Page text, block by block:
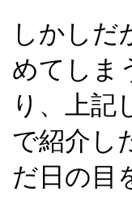
しかしだ
めてしま
り、上記
で紹介し
だ日の目